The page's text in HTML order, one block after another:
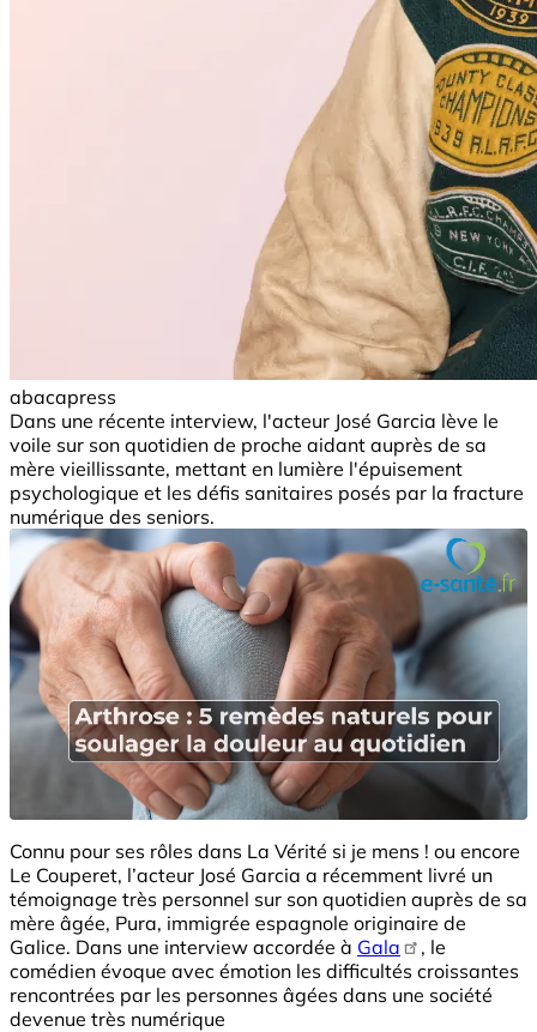
abacapress
Dans une récente interview, l'acteur José Garcia lève le
voile sur son quotidien de proche aidant auprès de sa
mère vieillissante, mettant en lumière l'épuisement
psychologique et les défis sanitaires posés par la fracture
numérique des seniors.
Connu pour ses rôles dans La Vérité si je mens ! ou encore
Le Couperet, l’acteur José Garcia a récemment livré un
témoignage très personnel sur son quotidien auprès de sa
mère âgée, Pura, immigrée espagnole originaire de
Galice. Dans une interview accordée à Gala
, le
comédien évoque avec émotion les difficultés croissantes
rencontrées par les personnes âgées dans une société
devenue très numérique